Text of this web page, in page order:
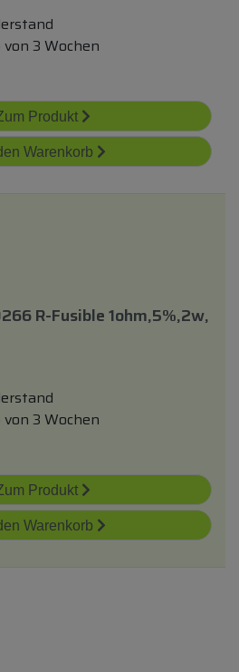
3 Wochen
Produkt
Warenkorb
R-Fusible 1ohm,5%,2w,
3 Wochen
Produkt
Warenkorb